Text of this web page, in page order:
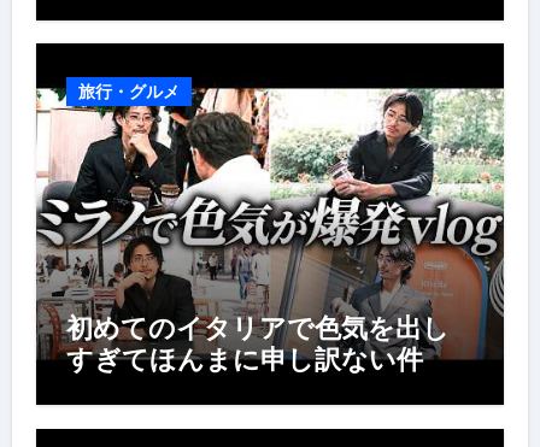
旅行・グルメ
初めてのイタリアで色気を出し
すぎてほんまに申し訳ない件